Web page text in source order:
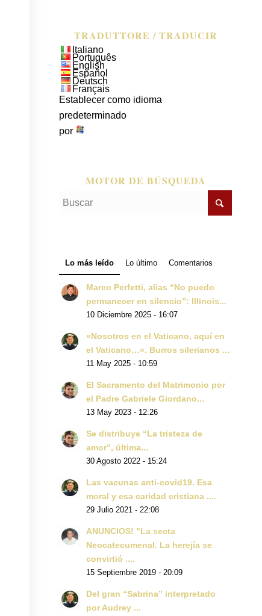
TRADUTTORE / TRADUCIR
Italiano
Português
English
Español
Deutsch
Français
Establecer como idioma
predeterminado
por
MOTOR DE BÚSQUEDA
Lo más leído Lo último Comentarios
Marco Perfetti, alias “No puedo
permanecer en silencio”: Illinois...
10 Diciembre 2025 - 16:07
«Nosotros en el Vaticano, aquí en
el Vaticano…». Burros silerianos ...
11 May 2025 - 10:59
El Sacramento del Matrimonio por
el Padre Gabriele Giordano...
13 May 2023 - 12:26
Se distribuye “La tristeza de
amor”, última...
30 Agosto 2022 - 15:24
Las vacunas anti-covid19. Esa
moral y esa caridad cristiana ....
29 Julio 2021 - 22:08
ANUNCIOS! "La secta
Neocatecumenal. La herejía se
convirtió ....
15 Septiembre 2019 - 20:09
Del gran “Sabrina” interpretado
por Audrey ...